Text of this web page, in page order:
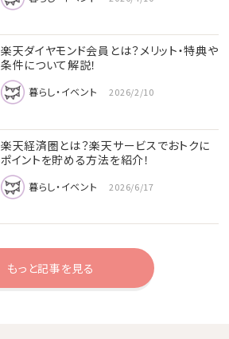
楽天ダイヤモンド会員とは？メリット・特典や
条件について解説！
暮らし・イベント 2026/2/10
楽天経済圏とは？楽天サービスでおトクに
ポイントを貯める方法を紹介！
暮らし・イベント 2026/6/17
もっと記事を見る